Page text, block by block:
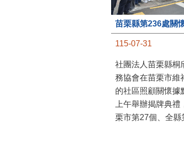
115-07-31
社團法人苗栗縣桐
務協會在苗栗市維
的社區照顧關懷據
上午舉辦揭牌典禮
栗市第27個、全縣